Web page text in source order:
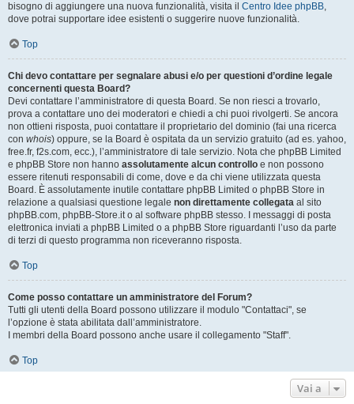
bisogno di aggiungere una nuova funzionalità, visita il Centro Idee phpBB,
dove potrai supportare idee esistenti o suggerire nuove funzionalità.
Top
Chi devo contattare per segnalare abusi e/o per questioni d’ordine legale
concernenti questa Board?
Devi contattare l’amministratore di questa Board. Se non riesci a trovarlo,
prova a contattare uno dei moderatori e chiedi a chi puoi rivolgerti. Se ancora
non ottieni risposta, puoi contattare il proprietario del dominio (fai una ricerca
con whois) oppure, se la Board è ospitata da un servizio gratuito (ad es. yahoo,
free.fr, f2s.com, ecc.), l’amministratore di tale servizio. Nota che phpBB Limited
e phpBB Store non hanno assolutamente alcun controllo e non possono
essere ritenuti responsabili di come, dove e da chi viene utilizzata questa
Board. È assolutamente inutile contattare phpBB Limited o phpBB Store in
relazione a qualsiasi questione legale non direttamente collegata al sito
phpBB.com, phpBB-Store.it o al software phpBB stesso. I messaggi di posta
elettronica inviati a phpBB Limited o a phpBB Store riguardanti l’uso da parte
di terzi di questo programma non riceveranno risposta.
Top
Come posso contattare un amministratore del Forum?
Tutti gli utenti della Board possono utilizzare il modulo "Contattaci", se
l’opzione è stata abilitata dall’amministratore.
I membri della Board possono anche usare il collegamento "Staff".
Top
Vai a